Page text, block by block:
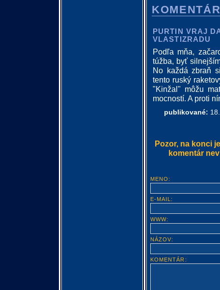
PURTIN VRAJ
VLASTIZRADU
Podľa mňa,
túžba, byť
No každá zbraň
tento ruský
"Kinžal" môžu
mocností. A proti
publikované:
Pozor, na konci
komentár
MENO:
E-MAIL:
WWW:
NÁZOV:
KOMENTÁR: